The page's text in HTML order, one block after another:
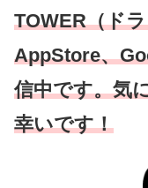
TOWER（ド
AppStore、
信中です。気
幸いです！